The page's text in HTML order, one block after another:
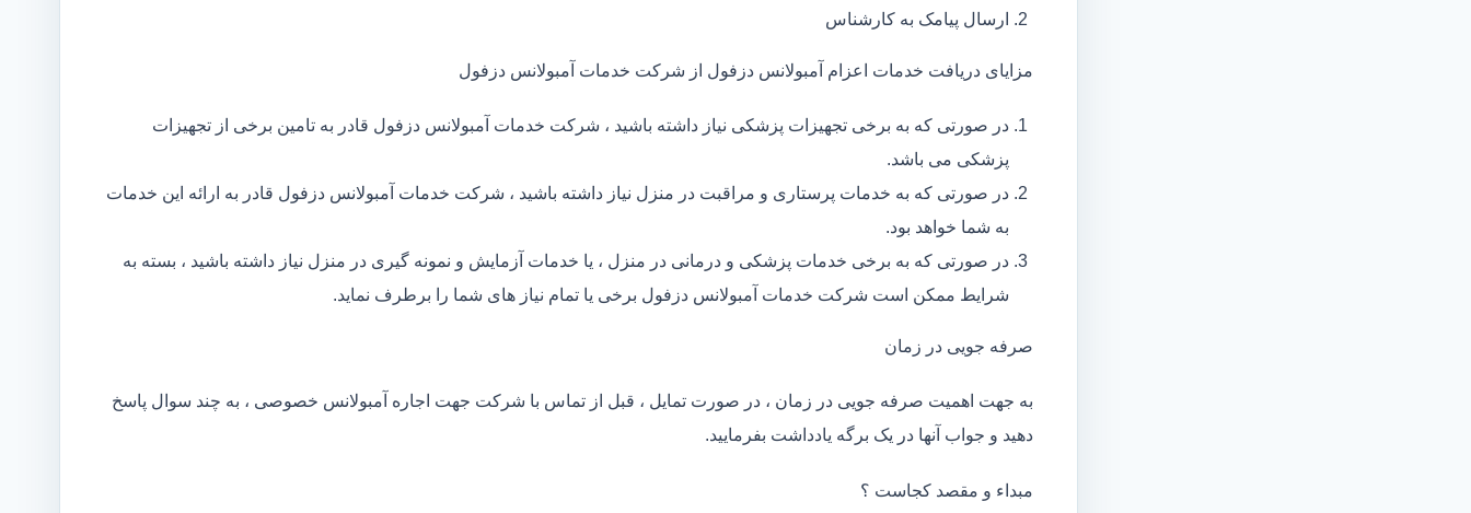
ارسال پیامک به کارشناس
مزایای دریافت خدمات اعزام آمبولانس دزفول از شرکت خدمات آمبولانس دزفول
در صورتی که به برخی تجهیزات پزشکی نیاز داشته باشید ، شرکت خدمات آمبولانس دزفول قادر به تامین برخی از تجهیزات
پزشکی می باشد.
در صورتی که به خدمات پرستاری و مراقبت در منزل نیاز داشته باشید ، شرکت خدمات آمبولانس دزفول قادر به ارائه این خدمات
به شما خواهد بود.
در صورتی که به برخی خدمات پزشکی و درمانی در منزل ، یا خدمات آزمایش و نمونه گیری در منزل نیاز داشته باشید ، بسته به
شرایط ممکن است شرکت خدمات آمبولانس دزفول برخی یا تمام نیاز های شما را برطرف نماید.
صرفه جویی در زمان
به جهت اهمیت صرفه جویی در زمان ، در صورت تمایل ، قبل از تماس با شرکت جهت اجاره آمبولانس خصوصی ، به چند سوال پاسخ
دهید و جواب آنها در یک برگه یادداشت بفرمایید.
مبداء و مقصد کجاست ؟